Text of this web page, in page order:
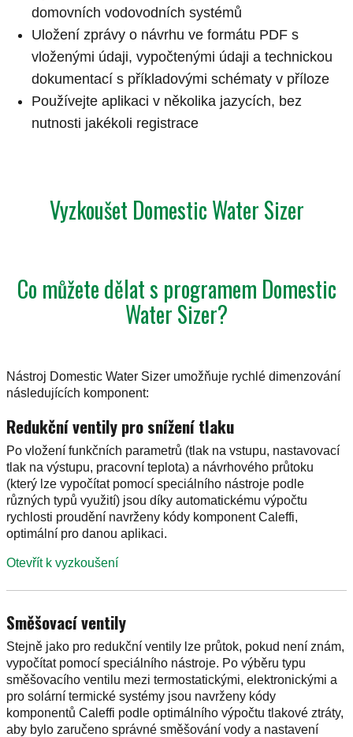
domovních vodovodních systémů
Uložení zprávy o návrhu ve formátu PDF s
vloženými údaji, vypočtenými údaji a technickou
dokumentací s příkladovými schématy v příloze
Používejte aplikaci v několika jazycích, bez
nutnosti jakékoli registrace
Vyzkoušet Domestic Water Sizer
Co můžete dělat s programem Domestic
Water Sizer?
Nástroj Domestic Water Sizer umožňuje rychlé dimenzování
následujících komponent:
Redukční ventily pro snížení tlaku
Po vložení funkčních parametrů (tlak na vstupu, nastavovací
tlak na výstupu, pracovní teplota) a návrhového průtoku
(který lze vypočítat pomocí speciálního nástroje podle
různých typů využití) jsou díky automatickému výpočtu
rychlosti proudění navrženy kódy komponent Caleffi,
optimální pro danou aplikaci.
Otevřít k vyzkoušení
Směšovací ventily
Stejně jako pro redukční ventily lze průtok, pokud není znám,
vypočítat pomocí speciálního nástroje. Po výběru typu
směšovacího ventilu mezi termostatickými, elektronickými a
pro solární termické systémy jsou navrženy kódy
komponentů Caleffi podle optimálního výpočtu tlakové ztráty,
aby bylo zaručeno správné směšování vody a nastavení